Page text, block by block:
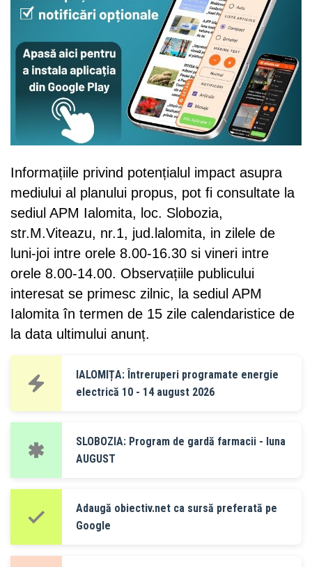
Informațiile privind potențialul impact asupra
mediului al planului propus, pot fi consultate la
sediul APM Ialomita, loc. Slobozia,
str.M.Viteazu, nr.1, jud.lalomita, in zilele de
luni-joi intre orele 8.00-16.30 si vineri intre
orele 8.00-14.00. Observațiile publicului
interesat se primesc zilnic, la sediul APM
Ialomita în termen de 15 zile calendaristice de
la data ultimului anunț.
IALOMIȚA: Întreruperi programate energie
electrică 10 - 14 august 2026
SLOBOZIA: Program de gardă farmacii - luna
AUGUST
Adaugă obiectiv.net ca sursă preferată pe
Google